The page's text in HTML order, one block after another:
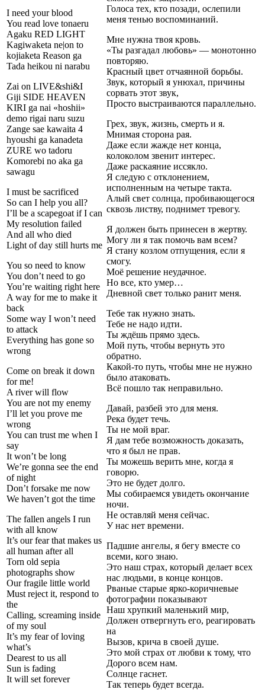
I need your blood
You read love tonaeru
Agaku RED LIGHT
Kagiwaketa ne|on to
kojiaketa Reason ga
Tada heikou ni narabu
Zai on LIVE&shi&I
Giji SIDE HEAVEN
KIRI ga nai «hoshii»
demo rigai naru suzu
Zange sae kawaita 4
hyoushi ga kanadeta
ZURE wo tadoru
Komorebi no aka ga
sawagu
I must be sacrificed
So can I help you all?
I’ll be a scapegoat if I can
My resolution failed
And all who died
Light of day still hurts me
You so need to know
You don’t need to go
You’re waiting right here
A way for me to make it
back
Some way I won’t need
to attack
Everything has gone so
wrong
Come on break it down
for me!
A river will flow
You are not my enemy
I’ll let you prove me
wrong
You can trust me when I
say
It won’t be long
We’re gonna see the end
of night
Don’t forsake me now
We haven’t got the time
The fallen angels I run
with all know
It’s our fear that makes us
all human after all
Torn old sepia
photographs show
Our fragile little world
Must reject it, respond to
the
Calling, screaming inside
of my soul
It’s my fear of loving
what’s
Dearest to us all
Sun is fading
It will set forever
Голоса тех, кто позади, ослепили
меня тенью воспоминаний.
Мне нужна твоя кровь.
«Ты разгадал любовь» — монотонно
повторяю.
Красный цвет отчаянной борьбы.
Звук, который я унюхал, причины
сорвать этот звук,
Просто выстраиваются параллельно.
Грех, звук, жизнь, смерть и я.
Мнимая сторона рая.
Даже если жажде нет конца,
колоколом звенит интерес.
Даже раскаяние иссякло.
Я следую с отклонением,
исполненным на четыре такта.
Алый свет солнца, пробивающегося
сквозь листву, поднимет тревогу.
Я должен быть принесен в жертву.
Могу ли я так помочь вам всем?
Я стану козлом отпущения, если я
смогу.
Моё решение неудачное.
Но все, кто умер…
Дневной свет только ранит меня.
Тебе так нужно знать.
Тебе не надо идти.
Ты ждёшь прямо здесь.
Мой путь, чтобы вернуть это
обратно.
Какой-то путь, чтобы мне не нужно
было атаковать.
Всё пошло так неправильно.
Давай, разбей это для меня.
Река будет течь.
Ты не мой враг.
Я дам тебе возможность доказать,
что я был не прав.
Ты можешь верить мне, когда я
говорю.
Это не будет долго.
Мы собираемся увидеть окончание
ночи.
Не оставляй меня сейчас.
У нас нет времени.
Падшие ангелы, я бегу вместе со
всеми, кого знаю.
Это наш страх, который делает всех
нас людьми, в конце концов.
Рваные старые ярко-коричневые
фотографии показывают
Наш хрупкий маленький мир,
Должен отвергнуть его, реагировать
на
Вызов, крича в своей душе.
Это мой страх от любви к тому, что
Дорого всем нам.
Солнце гаснет.
Так теперь будет всегда.